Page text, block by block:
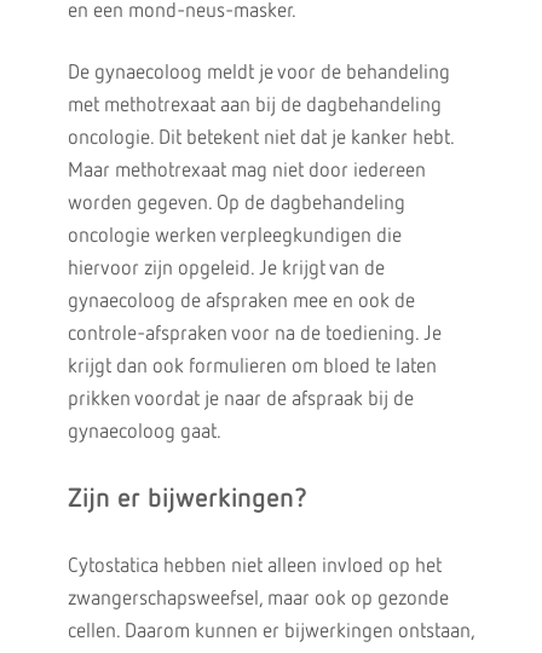
en een mond-neus-masker.
De gynaecoloog meldt je voor de behandeling
met methotrexaat aan bij de dagbehandeling
oncologie. Dit betekent niet dat je kanker hebt.
Maar methotrexaat mag niet door iedereen
worden gegeven. Op de dagbehandeling
oncologie werken verpleegkundigen die
hiervoor zijn opgeleid. Je krijgt van de
gynaecoloog de afspraken mee en ook de
controle-afspraken voor na de toediening. Je
krijgt dan ook formulieren om bloed te laten
prikken voordat je naar de afspraak bij de
gynaecoloog gaat.
Zijn er bijwerkingen?
Cytostatica hebben niet alleen invloed op het
zwangerschapsweefsel, maar ook op gezonde
cellen. Daarom kunnen er bijwerkingen ontstaan,